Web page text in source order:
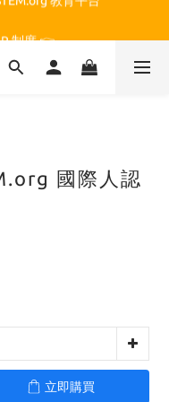
制度 👉
教育平台
國際人認
立即購買